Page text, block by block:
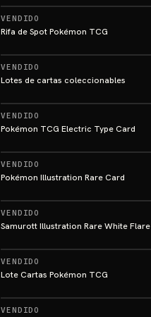
VENDIDO
Rifa de Spot Pokémon TCG
VENDIDO
Lotes de cartas coleccionables
VENDIDO
Pokémon TCG Electric Type Card
VENDIDO
Pokémon Illustration Rare Card
VENDIDO
Samurott Illustration Rare White Flare
VENDIDO
Lote Cartas Pokémon TCG
VENDIDO